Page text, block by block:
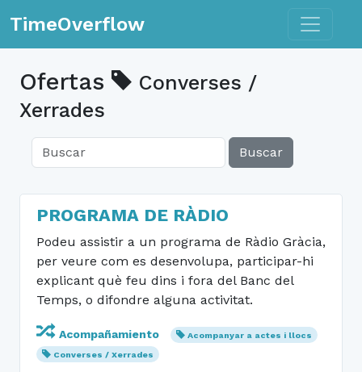
TimeOverflow Toggle
Ofertas
Converses /
Xerrades
Buscar
PROGRAMA DE RÀDIO
Podeu assistir a un programa de Ràdio Gràcia,
per veure com es desenvolupa, participar-hi
explicant què feu dins i fora del Banc del
Temps, o difondre alguna activitat.
Acompañamiento
Acompanyar a actes i llocs
Converses / Xerrades